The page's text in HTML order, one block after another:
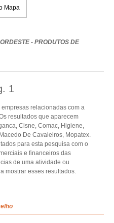
Mapa
- PRODUTOS DE
1
relacionadas com a
resultados que aparecem
Cisne, Comac, Higiene,
De Cavaleiros, Mopatex.
para esta pesquisa com o
e financeiros das
de uma atividade ou
mostrar esses resultados.